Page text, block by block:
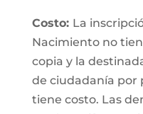
Costo: La
Nacimiento no
copia y la
de ciudadanía por
tiene costo. Las